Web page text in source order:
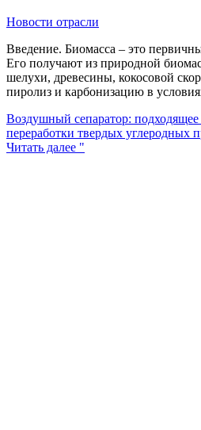
Новости отрасли
Введение. Биомасса – это
Его получают из природной
шелухи, древесины, кокосовой
пиролиз и карбонизацию в
Воздушный сепаратор: подходящее
переработки твердых углеродных
Читать далее "